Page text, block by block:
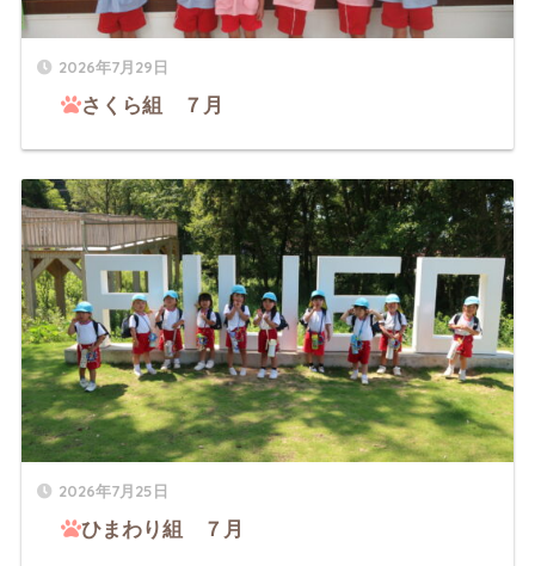
2026年7月29日
さくら組 ７月
2026年7月25日
ひまわり組 ７月